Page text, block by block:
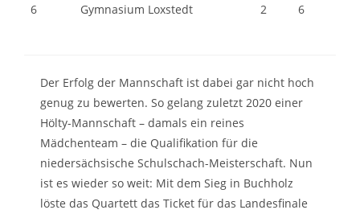
6 Gymnasium Loxstedt 2 6
Der Erfolg der Mannschaft ist dabei gar nicht hoch
genug zu bewerten. So gelang zuletzt 2020 einer
Hölty-Mannschaft – damals ein reines
Mädchenteam – die Qualifikation für die
niedersächsische Schulschach-Meisterschaft. Nun
ist es wieder so weit: Mit dem Sieg in Buchholz
löste das Quartett das Ticket für das Landesfinale